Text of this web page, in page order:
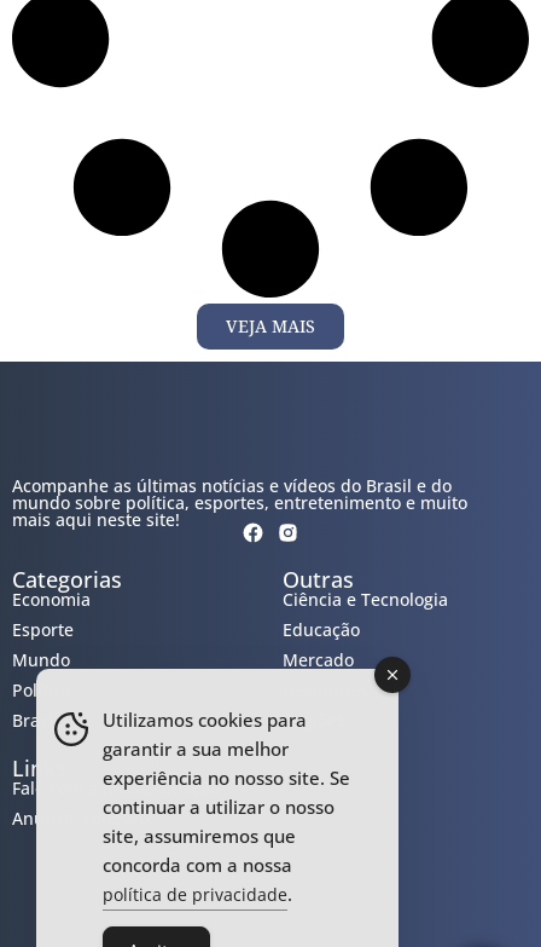
VEJA MAIS
Acompanhe as últimas notícias e vídeos do Brasil e do
mundo sobre política, esportes, entretenimento e muito
mais aqui neste site!
Categorias
Economia
Esporte
Mundo
Política
Brasil
Outras
Ciência e Tecnologia
Educação
Mercado
Regiões
Links
Fale com a nossa redação
Anuncie conosco
Utilizamos cookies para
garantir a sua melhor
experiência no nosso site. Se
continuar a utilizar o nosso
site, assumiremos que
concorda com a nossa
política de privacidade.